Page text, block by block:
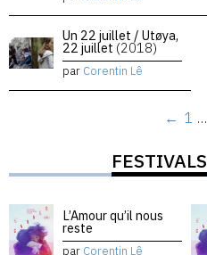
Un 22 juillet / Utøya,
22 juillet (2018)
par Corentin Lê
← 1 …
FESTIVALS
L’Amour qu’il nous
reste
par Corentin Lê